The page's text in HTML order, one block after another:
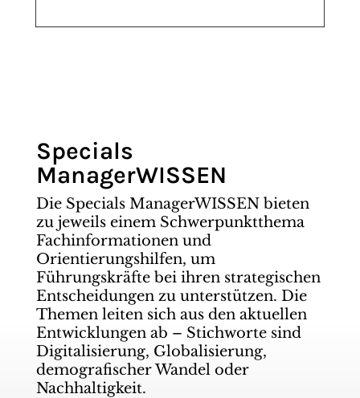
Specials
ManagerWISSEN
Die Specials ManagerWISSEN bieten
zu jeweils einem Schwerpunktthema
Fachinformationen und
Orientierungshilfen, um
Führungskräfte bei ihren strategischen
Entscheidungen zu unterstützen. Die
Themen leiten sich aus den aktuellen
Entwicklungen ab – Stichworte sind
Digitalisierung, Globalisierung,
demografischer Wandel oder
Nachhaltigkeit.